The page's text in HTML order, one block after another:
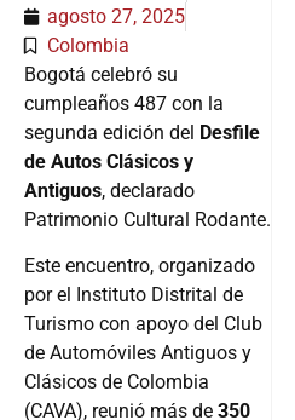
agosto 27, 2025
Colombia
Bogotá celebró su
cumpleaños 487 con la
segunda edición del Desfile
de Autos Clásicos y
Antiguos, declarado
Patrimonio Cultural Rodante.
Este encuentro, organizado
por el Instituto Distrital de
Turismo con apoyo del Club
de Automóviles Antiguos y
Clásicos de Colombia
(CAVA), reunió más de 350